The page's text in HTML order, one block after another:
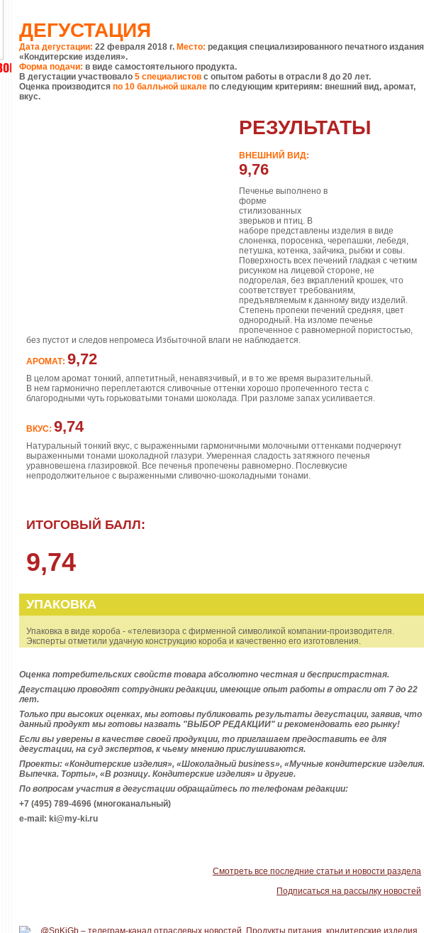
ДЕГУСТАЦИЯ
Дата дегустации: 22 февраля 2018 г. Место: редакция специализированного печатного издания
«Кондитерские изделия».
Форма подачи: в виде самостоятельного продукта.
В дегустации участвовало 5 специалистов с опытом работы в отрасли 8 до 20 лет.
Оценка производится по 10 балльной шкале по следующим критериям: внешний вид, аромат,
вкус.
РЕЗУЛЬТАТЫ
ВНЕШНИЙ ВИД:
9,76
Печенье выполнено в
форме
стилизованных
зверьков и птиц. В
наборе представлены изделия в виде
слоненка, поросенка, черепашки, лебедя,
петушка, котенка, зайчика, рыбки и совы.
Поверхность всех печений гладкая с четким
рисунком на лицевой стороне, не
подгорелая, без вкраплений крошек, что
соответствует требованиям,
предъявляемым к данному виду изделий.
Степень пропеки печений средняя, цвет
однородный. На изломе печенье
пропеченное с равномерной пористостью,
без пустот и следов непромеса Избыточной влаги не наблюдается.
АРОМАТ: 9,72
В целом аромат тонкий, аппетитный, ненавязчивый, и в то же время выразительный.
В нем гармонично переплетаются сливочные оттенки хорошо пропеченного теста с
благородными чуть горьковатыми тонами шоколада. При разломе запах усиливается.
ВКУС: 9,74
Натуральный тонкий вкус, с выраженными гармоничными молочными оттенками подчеркнут
выраженными тонами шоколадной глазури. Умеренная сладость затяжного печенья
уравновешена глазировкой. Все печенья пропечены равномерно. Послевкусие
непродолжительное с выраженными сливочно-шоколадными тонами.
ИТОГОВЫЙ БАЛЛ:
9,74
УПАКОВКА
Упаковка в виде короба - «телевизора с фирменной символикой компании-производителя.
Эксперты отметили удачную конструкцию короба и качественно его изготовления.
Оценка потребительских свойств товара абсолютно честная и беспристрастная.
Дегустацию проводят сотрудники редакции, имеющие опыт работы в отрасли от 7 до 22
лет.
Только при высоких оценках, мы готовы публиковать результаты дегустации, заявив, что
данный продукт мы готовы назвать "ВЫБОР РЕДАКЦИИ" и рекомендовать его рынку!
Если вы уверены в качестве своей продукции, то приглашаем предоставить ее для
дегустации, на суд экспертов, к чьему мнению прислушиваются.
Проекты: «Кондитерские изделия», «Шоколадный business», «Мучные кондитерские изделия.
Выпечка. Торты», «В розницу. Кондитерские изделия» и другие.
По вопросам участия в дегустации обращайтесь по телефонам редакции:
+7 (495) 789-4696 (многоканальный)
e-mail: ki@my-ki.ru
Смотреть все последние статьи и новости раздела
Подписаться на рассылку новостей